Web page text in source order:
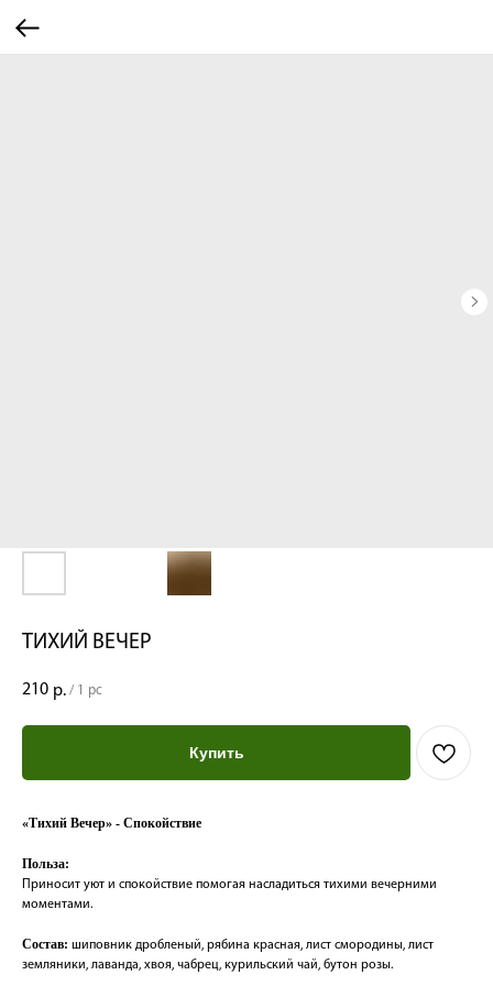
ТИХИЙ ВЕЧЕР
210 р. / 1 pc
Купить
«Тихий Вечер» - Спокойствие
Польза:
Приносит уют и спокойствие помогая насладиться тихими вечерними
моментами.
Состав: шиповник дробленый, рябина красная, лист смородины, лист
земляники, лаванда, хвоя, чабрец, курильский чай, бутон розы.